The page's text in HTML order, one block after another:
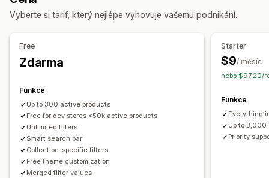
Responzivní design pro mobilní zařízení
Zobrazení filtru
Analytika
Sledování konverzí
Vyhledávací dotazy
Vyberte si tarif, který nejlépe vyhovuje vašemu podnikání.
Free
Zdarma
Funkce
Up to 300 active products
Free for dev stores <50k active products
Unlimited filters
Smart search bar
Collection-specific filters
Free theme customization
Merged filter values
Starter
$9/ měsíc
nebo $97.20/
Funkce
Everything
Up to
Priority